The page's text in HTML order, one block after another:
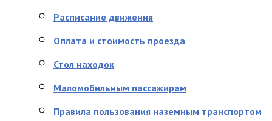
Расписание движения
Оплата и стоимость проезда
Стол находок
Маломобильным пассажирам
Правила пользования наземным транспортом